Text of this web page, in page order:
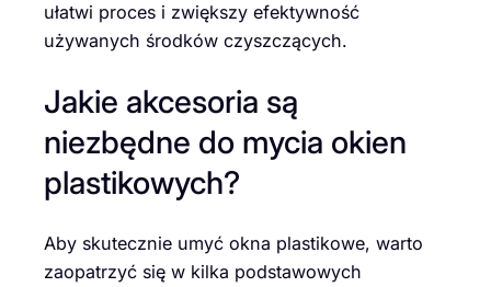
ułatwi proces i zwiększy efektywność
używanych środków czyszczących.
Jakie akcesoria są
niezbędne do mycia okien
plastikowych?
Aby skutecznie umyć okna plastikowe, warto
zaopatrzyć się w kilka podstawowych